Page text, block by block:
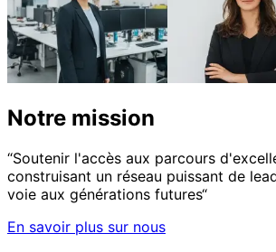
Notre mission
“Soutenir l'accès aux parcours
construisant un réseau puissant de
voie aux générations futures“
En savoir plus sur nous